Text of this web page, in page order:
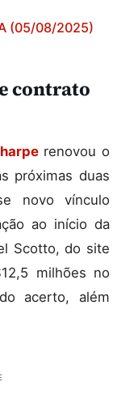
(05/08/2025)
contrato
renovou o
próximas duas
novo vínculo
ao início da
Scotto, do site
milhões no
acerto, além